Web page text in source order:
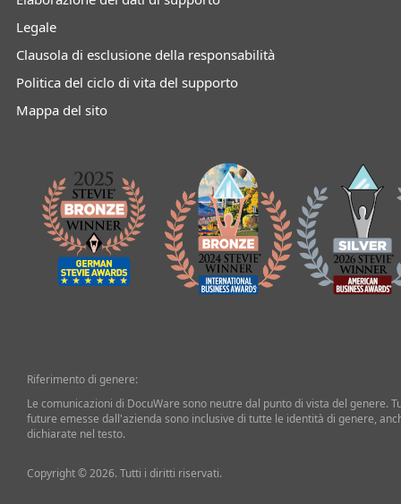
Legale
Clausola di esclusione della responsabilità
Politica del ciclo di vita del supporto
Mappa del sito
Riferimento di genere:
Le comunicazioni di DocuWare sono neutre dal punto di vista del genere.
future emesse dall'azienda sono inclusive di tutte le identità di genere,
dichiarate nel testo.
Copyright © 2026. Tutti i diritti riservati.